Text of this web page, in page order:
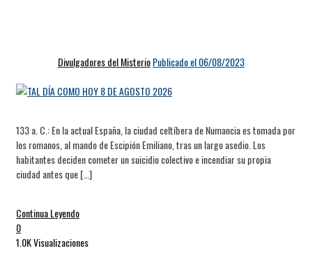
Divulgadores del MisterioPublicado el 06/08/2023
133 a. C.: En la actual España, la ciudad celtíbera de Numancia es tomada por
los romanos, al mando de Escipión Emiliano, tras un largo asedio. Los
habitantes deciden cometer un suicidio colectivo e incendiar su propia
ciudad antes que […]
Continua Leyendo
0
1.0K Visualizaciones